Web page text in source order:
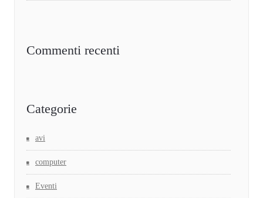
Commenti recenti
Categorie
avi
computer
Eventi